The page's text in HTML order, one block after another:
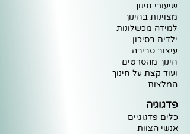
שיעורי חינוך
מצוינות בחינוך
למידה מכשלונות
ילדים בסיכון
עיצוב סביבה
חינוך מהסרטים
ועוד קצת על חינוך
המלצות
פדגוגיה
כלים פדגוגיים
אנשי הצוות